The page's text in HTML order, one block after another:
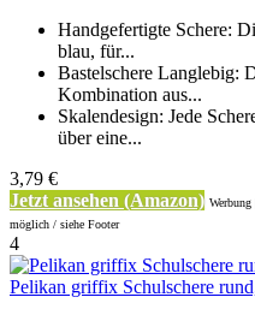
Handgefertigte Schere:
blau, für...
Bastelschere Langlebig:
Kombination aus...
Skalendesign: Jede
über eine...
3,79 €
Jetzt ansehen (Amazon)
möglich / siehe Footer
4
Pelikan griffix Schulschere